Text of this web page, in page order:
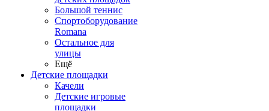
Большой теннис
Спортоборудование
Romana
Остальное для
улицы
Ещё
Детские площадки
Качели
Детские игровые
площадки